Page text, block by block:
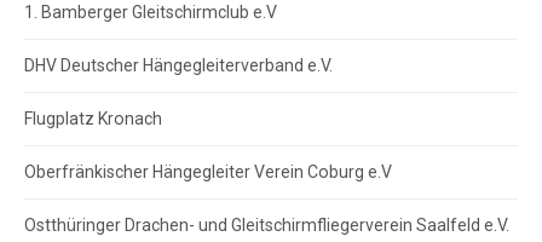
1. Bamberger Gleitschirmclub e.V
DHV Deutscher Hängegleiterverband e.V.
Flugplatz Kronach
Oberfränkischer Hängegleiter Verein Coburg e.V
Ostthüringer Drachen- und Gleitschirmfliegerverein Saalfeld e.V.